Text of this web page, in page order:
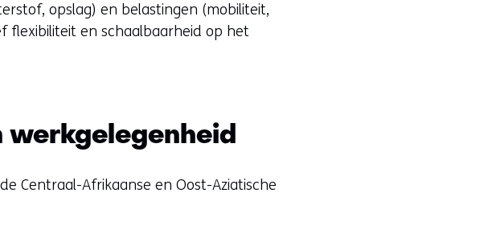
opslag) en belastingen (mobiliteit,
flexibiliteit en schaalbaarheid op het
werkgelegenheid
Centraal-Afrikaanse en Oost-Aziatische